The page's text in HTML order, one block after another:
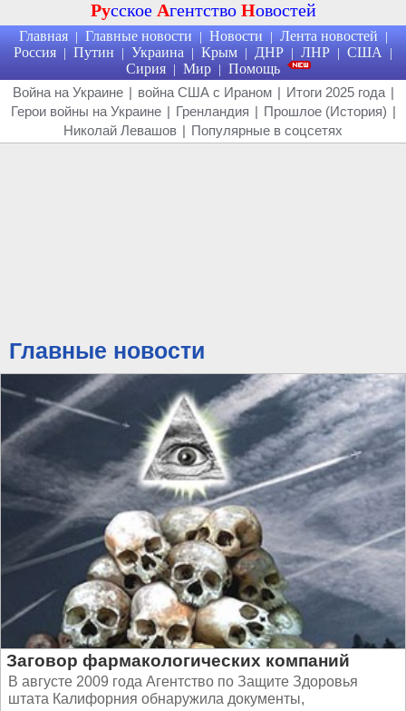
Русское Агентство Новостей
Главная | Главные новости | Новости | Лента новостей |
Россия | Путин | Украина | Крым | ДНР | ЛНР | США |
Сирия | Мир | Помощь
Война на Украине | война США с Ираном | Итоги 2025 года |
Герои войны на Украине | Гренландия | Прошлое (История) |
Николай Левашов | Популярные в соцсетях
Главные новости
Заговор фармакологических компаний
В августе 2009 года Агентство по Защите Здоровья
штата Калифорния обнаружила документы,